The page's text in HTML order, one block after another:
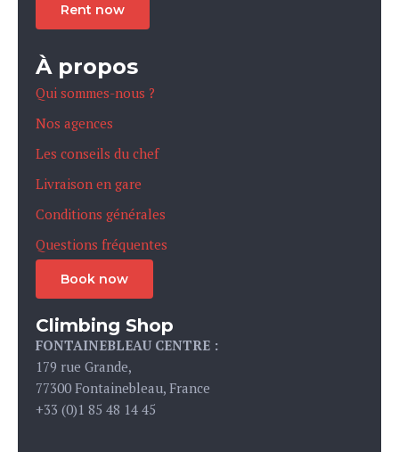
Rent now
À propos
Qui sommes-nous ?
Nos agences
Les conseils du chef
Livraison en gare
Conditions générales
Questions fréquentes
Book now
Climbing Shop
FONTAINEBLEAU CENTRE :
179 rue Grande,
77300 Fontainebleau, France
+33 (0)1 85 48 14 45